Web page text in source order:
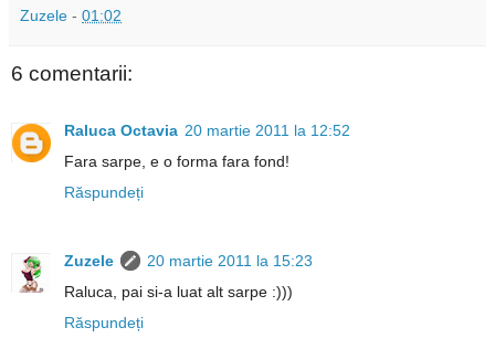
Zuzele - 01:02
6 comentarii:
Raluca Octavia 20 martie 2011 la 12:52
Fara sarpe, e o forma fara fond!
Răspundeți
Zuzele
20 martie 2011 la 15:23
Raluca, pai si-a luat alt sarpe :)))
Răspundeți